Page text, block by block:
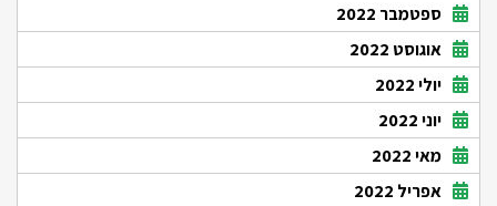
ספטמבר 2022
אוגוסט 2022
יולי 2022
יוני 2022
מאי 2022
אפריל 2022